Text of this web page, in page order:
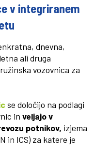
v integriranem
dnevna,
ali druga
vozovnica za
se določijo na podlagi
in veljajo v
potnikov, izjema
in ICS) za katere je